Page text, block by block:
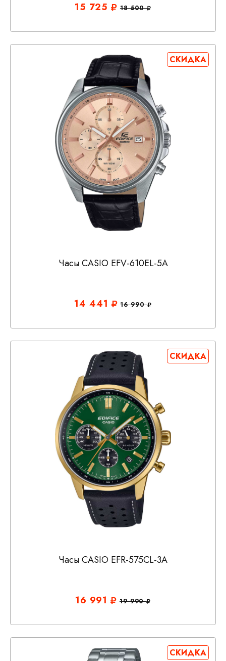
15 725 18 500
СКИДКА
Часы CASIO EFV-610EL-5A
14 441 16 990
СКИДКА
Часы CASIO EFR-575CL-3A
16 991 19 990
СКИДКА